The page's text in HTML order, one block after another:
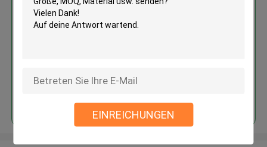
EINREICHUNGEN
Messingkabelgreifer mit
selbstverschließendem